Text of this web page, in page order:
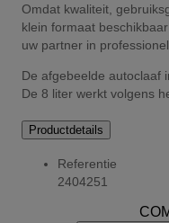
Omdat kwaliteit,
klein formaat
uw partner in
De afgebeelde autoclaaf
De 8 liter werkt volgens
Productdetails
Referentie
2404251